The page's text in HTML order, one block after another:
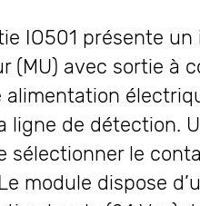
IO501 présente
(MU) avec sortie à
ligne de détection.
sélectionner le
module dispose